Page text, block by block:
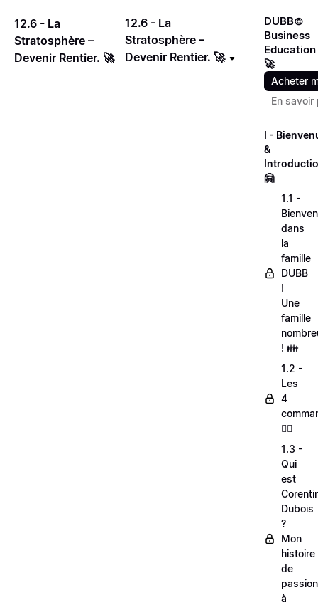
12.6 - La
Stratosphère –
Devenir Rentier. 🚀
12.6 - La
Stratosphère –
Devenir Rentier. 🚀
DUBB©
Business
Education
🚀
Acheter
En savoir
I -
&
🤗
1.1 -
dans
la
famille
DUBB
!
Une
famille
! 👪
1.2 -
Les
4
🦸‍♂
1.3 -
Qui
est
Dubois
?
Mon
histoire
de
à